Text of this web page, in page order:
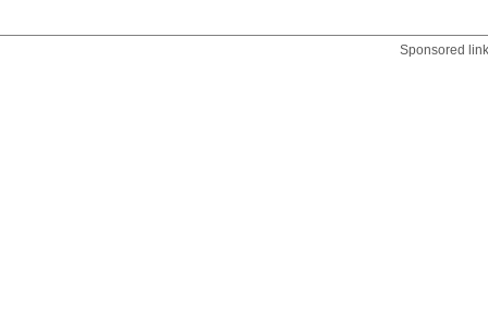
Sponsored